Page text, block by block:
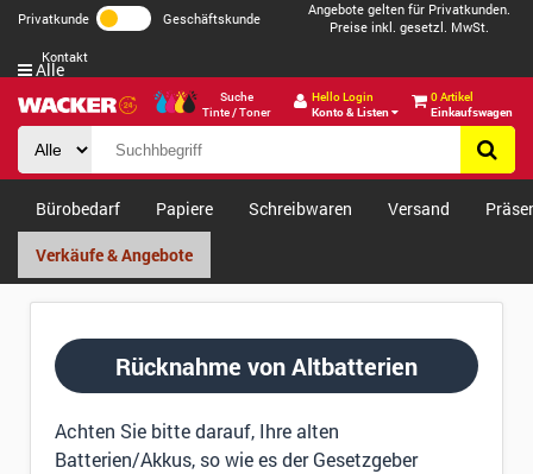
Privatkunde Geschäftskunde
Angebote gelten für Privatkunden.
Preise inkl. gesetzl. MwSt.
Kontakt
Suche
Tinte / Toner
Hello Login
Konto & Listen
0 Artikel
Einkaufswagen
Alle
Bürobedarf Papiere Schreibwaren Versand
Verkäufe & Angebote
Rücknahme von Altbatterien
Achten Sie bitte darauf, Ihre alten
Batterien/Akkus, so wie es der Gesetzgeber